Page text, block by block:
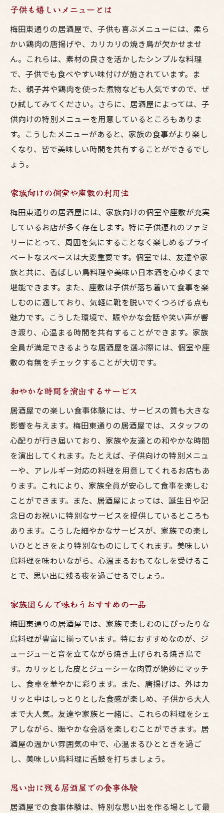
子供も嬉しいメニューとは
梅田東通りの居酒屋で、子供も喜ぶメニューには、柔ら
かい鶏肉の唐揚げや、カリカリの焼き鳥が欠かせませ
ん。これらは、素材の良さを活かしたシンプルな料理
で、子供でも食べやすい味付けが施されています。ま
た、親子丼や鶏肉を使った煮物なども人気ですので、ぜ
ひ試してみてください。さらに、居酒屋によっては、子
供向けの特別メニューを用意しているところもありま
す。こうしたメニューがあると、家族の食事がより楽し
くなり、皆で美味しい時間を共有することができるでし
ょう。
家族向けの個室や座敷の利用法
梅田東通りの居酒屋には、家族向けの個室や座敷が充実
しているお店が多く存在します。特に子供連れのファミ
リーにとって、周囲を気にすることなく楽しめるプライ
ベートなスペースは大変重要です。個室では、友達や家
族と共に、香ばしい鳥料理や美味い日本酒を心ゆくまで
堪能できます。また、座敷は子供が落ち着いて食事を楽
しむのに適しており、気軽に靴を脱いでくつろげる点も
魅力です。こうした環境で、賑やかな会話や笑い声が響
き渡り、心温まる時間を共有することができます。家族
全員が満足できるような居酒屋を選ぶ際には、個室や座
敷の有無をチェックすることが大切です。
和やかな時間を演出するサービス
居酒屋での楽しい食事体験には、サービスの質も大きな
影響を与えます。梅田東通りの居酒屋では、スタッフの
心配りが行き届いており、家族や友達との和やかな時間
を演出してくれます。たとえば、子供向けの特別メニュ
ーや、アレルギー対応の料理を用意してくれるお店もあ
ります。これにより、家族全員が安心して食事を楽しむ
ことができます。また、居酒屋によっては、誕生日や記
念日のお祝いに特別なサービスを提供しているところも
あります。こうした細やかなサービスが、家族での楽し
いひとときをより特別なものにしてくれます。美味しい
鳥料理を味わいながら、心温まるおもてなしを受けるこ
とで、思い出に残る夜を過ごせるでしょう。
家族団らんで味わうおすすめの一品
梅田東通りの居酒屋では、家族で楽しむのにぴったりな
鳥料理が豊富に揃っています。特におすすめなのが、ジ
ュージューと音を立てながら焼き上げられる焼き鳥で
す。カリッとした皮とジューシーな肉質が絶妙にマッチ
し、食卓を華やかに彩ります。また、唐揚げは、外はカ
リッと中はしっとりとした食感が楽しめ、子供から大人
まで大人気。友達や家族と一緒に、これらの料理をシェ
アしながら、賑やかな会話を楽しむことができます。居
酒屋の温かい雰囲気の中で、心温まるひとときを過ご
し、美味しい鳥料理に舌鼓を打ちましょう。
思い出に残る居酒屋での食事体験
居酒屋での食事体験は、特別な思い出を作る場として最